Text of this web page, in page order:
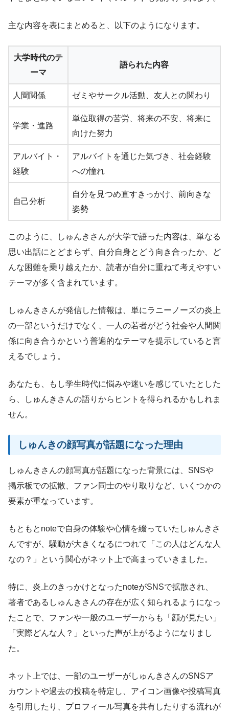
主な内容を表にまとめると、以下のようになります。
大学時代のテ
ーマ
語られた内容
人間関係 ゼミやサークル活動、友人との関わり
学業・進路
単位取得の苦労、将来の不安、将来に
向けた努力
アルバイト・
経験
アルバイトを通じた気づき、社会経験
への憧れ
自己分析
自分を見つめ直すきっかけ、前向きな
姿勢
このように、しゅんきさんが大学で語った内容は、単なる
思い出話にとどまらず、自分自身とどう向き合ったか、ど
んな困難を乗り越えたか、読者が自分に重ねて考えやすい
テーマが多く含まれています。
しゅんきさんが発信した情報は、単にラニーノーズの炎上
の一部というだけでなく、一人の若者がどう社会や人間関
係に向き合うかという普遍的なテーマを提示していると言
えるでしょう。
あなたも、もし学生時代に悩みや迷いを感じていたとした
ら、しゅんきさんの語りからヒントを得られるかもしれま
せん。
しゅんきの顔写真が話題になった理由
しゅんきさんの顔写真が話題になった背景には、SNSや
掲示板での拡散、ファン同士のやり取りなど、いくつかの
要素が重なっています。
もともとnoteで自身の体験や心情を綴っていたしゅんきさ
んですが、騒動が大きくなるにつれて「この人はどんな人
なの？」という関心がネット上で高まっていきました。
特に、炎上のきっかけとなったnoteがSNSで拡散され、
著者であるしゅんきさんの存在が広く知られるようになっ
たことで、ファンや一般のユーザーからも「顔が見たい」
「実際どんな人？」といった声が上がるようになりまし
た。
ネット上では、一部のユーザーがしゅんきさんのSNSア
カウントや過去の投稿を特定し、アイコン画像や投稿写真
を引用したり、プロフィール写真を共有したりする流れが